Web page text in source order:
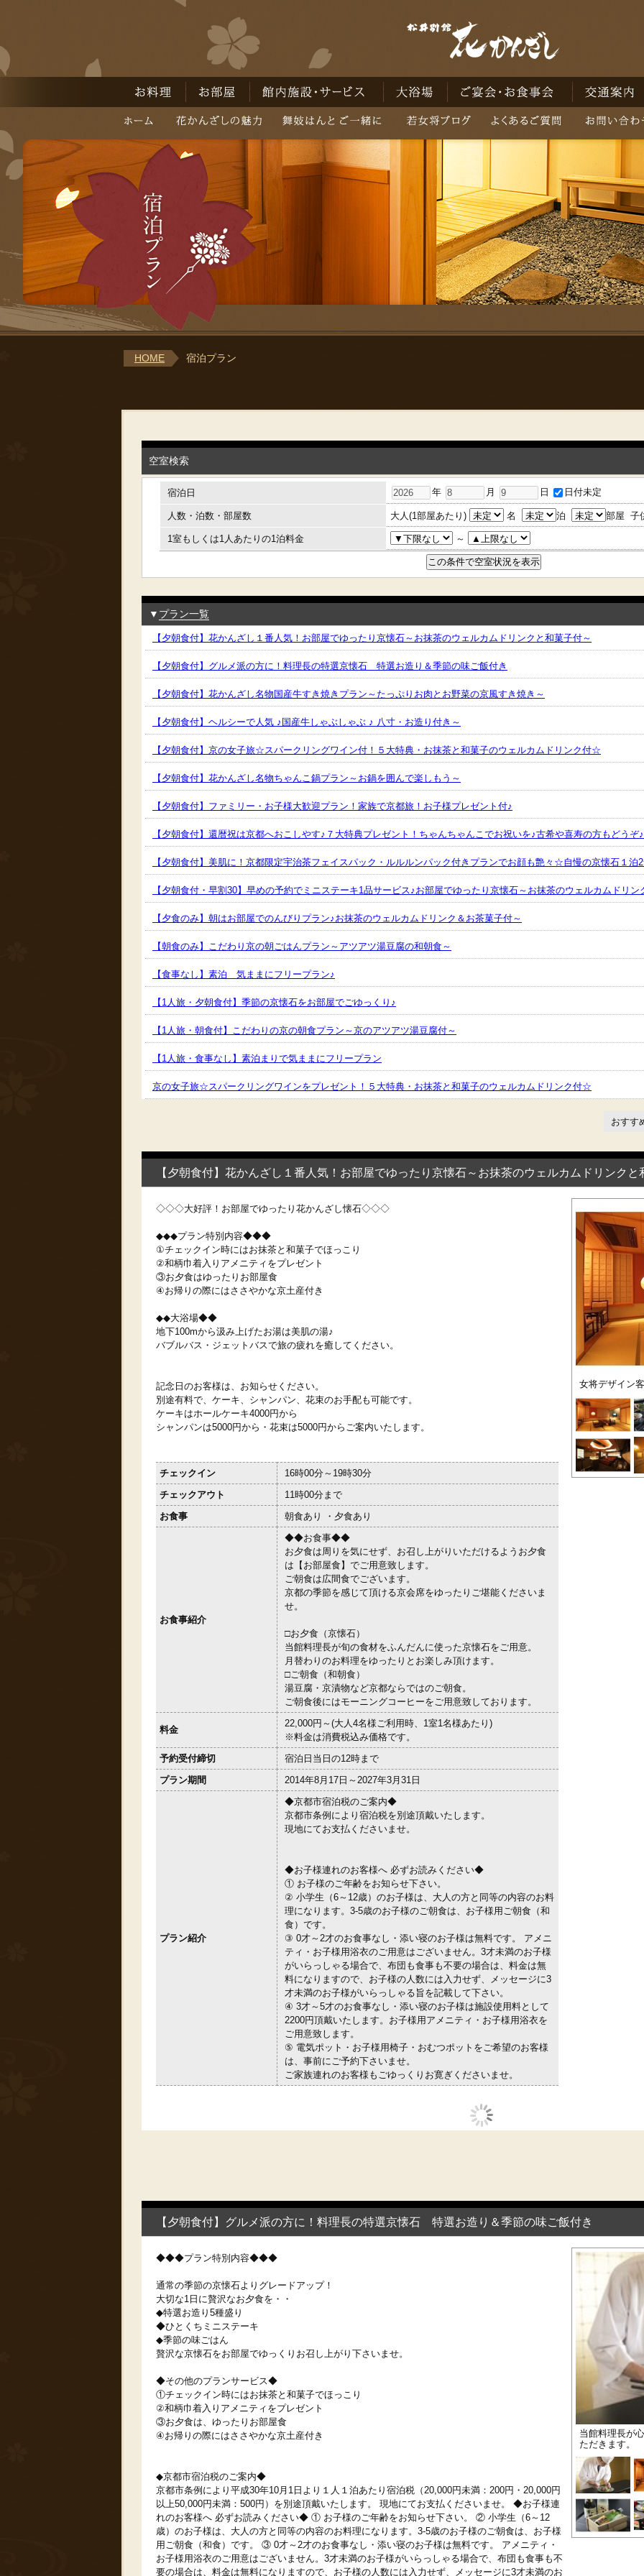
お料理 お部屋 館内施設・サービス 大浴場 ご宴会・お食事会 交通案内
ホーム 花かんざしの魅力 舞妓はんとご一緒に 若女将ブログ よくあるご質問 お問い合わせ
HOME 宿泊プラン
空室検索
宿泊日 年 月 日 日付未定
人数・泊数・部屋数 大人(1部屋あたり) 名 泊 部屋 子
1室もしくは1人あたりの1泊料金 ～
▼ プラン一覧
【夕朝食付】花かんざし１番人気！お部屋でゆったり京懐石～お抹茶のウェルカムドリンクと和菓子付～
【夕朝食付】グルメ派の方に！料理長の特選京懐石 特選お造り＆季節の味ご飯付き
【夕朝食付】花かんざし名物国産牛すき焼きプラン～たっぷりお肉とお野菜の京風すき焼き～
【夕朝食付】ヘルシーで人気 ♪国産牛しゃぶしゃぶ ♪ 八寸・お造り付き～
【夕朝食付】京の女子旅☆スパークリングワイン付！５大特典・お抹茶と和菓子のウェルカムドリンク付☆
【夕朝食付】花かんざし名物ちゃんこ鍋プラン～お鍋を囲んで楽しもう～
【夕朝食付】ファミリー・お子様大歓迎プラン！家族で京都旅！お子様プレゼント付♪
【夕朝食付】還暦祝は京都へおこしやす♪７大特典プレゼント！ちゃんちゃんこでお祝いを♪古希や喜寿の方もどうぞ♪
【夕朝食付】美肌に！京都限定宇治茶フェイスパック・ルルルンパック付きプランでお顔も艶々☆自慢の京懐石１
【夕朝食付・早割30】早めの予約でミニステーキ1品サービス♪お部屋でゆったり京懐石～お抹茶のウェルカムドリン
【夕食のみ】朝はお部屋でのんびりプラン♪お抹茶のウェルカムドリンク＆お茶菓子付～
【朝食のみ】こだわり京の朝ごはんプラン～アツアツ湯豆腐の和朝食～
【食事なし】素泊 気ままにフリープラン♪
【1人旅・夕朝食付】季節の京懐石をお部屋でごゆっくり♪
【1人旅・朝食付】こだわりの京の朝食プラン～京のアツアツ湯豆腐付～
【1人旅・食事なし】素泊まりで気ままにフリープラン
京の女子旅☆スパークリングワインをプレゼント！５大特典・お抹茶と和菓子のウェルカムドリンク付☆
おすす
【夕朝食付】花かんざし１番人気！お部屋でゆったり京懐石～お抹茶のウェルカムドリンクと
◇◇◇大好評！お部屋でゆったり花かんざし懐石◇◇◇
◆◆◆プラン特別内容◆◆◆
①チェックイン時にはお抹茶と和菓子でほっこり
②和柄巾着入りアメニティをプレゼント
③お夕食はゆったりお部屋食
④お帰りの際にはささやかな京土産付き
◆◆大浴場◆◆
地下100mから汲み上げたお湯は美肌の湯♪
バブルバス・ジェットバスで旅の疲れを癒してください。
記念日のお客様は、お知らせください。
別途有料で、ケーキ、シャンパン、花束のお手配も可能です。
ケーキはホールケーキ4000円から
シャンパンは5000円から・花束は5000円からご案内いたします。
チェックイン
16時00分～19時30分
チェックアウト
11時00分まで
お食事
朝食あり ・夕食あり
お食事紹介
◆◆お食事◆◆
お夕食は周りを気にせず、お召し上がりいただけるようお夕食
は【お部屋食】でご用意致します。
ご朝食は広間食でございます。
京都の季節を感じて頂ける京会席をゆったりご堪能くださいま
せ。
□お夕食（京懐石）
当館料理長が旬の食材をふんだんに使った京懐石をご用意。
月替わりのお料理をゆったりとお楽しみ頂けます。
□ご朝食（和朝食）
湯豆腐・京漬物など京都ならではのご朝食。
ご朝食後にはモーニングコーヒーをご用意致しております。
料金
22,000円～(大人4名様ご利用時、1室1名様あたり)
※料金は消費税込み価格です。
予約受付締切
宿泊日当日の12時まで
プラン期間
2014年8月17日～2027年3月31日
プラン紹介
◆京都市宿泊税のご案内◆
京都市条例により宿泊税を別途頂戴いたします。
現地にてお支払くださいませ。
◆お子様連れのお客様へ 必ずお読みください◆
① お子様のご年齢をお知らせ下さい。
② 小学生（6～12歳）のお子様は、大人の方と同等の内容のお料
理になります。3-5歳のお子様のご朝食は、お子様用ご朝食（和
食）です。
③ 0才～2才のお食事なし・添い寝のお子様は無料です。 アメニ
ティ・お子様用浴衣のご用意はございません。3才未満のお子様
がいらっしゃる場合で、布団も食事も不要の場合は、料金は無
料になりますので、お子様の人数には入力せず、メッセージに3
才未満のお子様がいらっしゃる旨を記載して下さい。
④ 3才～5才のお食事なし・添い寝のお子様は施設使用料として
2200円頂戴いたします。お子様用アメニティ・お子様用浴衣を
ご用意致します。
⑤ 電気ポット・お子様用椅子・おむつポットをご希望のお客様
は、事前にご予約下さいませ。
ご家族連れのお客様もごゆっくりお寛ぎくださいませ。
女将デザイン
【夕朝食付】グルメ派の方に！料理長の特選京懐石 特選お造り＆季節の味ご飯付き
◆◆◆プラン特別内容◆◆◆
通常の季節の京懐石よりグレードアップ！
大切な1日に贅沢なお夕食を・・
◆特選お造り5種盛り
◆ひとくちミニステーキ
◆季節の味ごはん
贅沢な京懐石をお部屋でゆっくりお召し上がり下さいませ。
◆その他のプランサービス◆
①チェックイン時にはお抹茶と和菓子でほっこり
②和柄巾着入りアメニティをプレゼント
③お夕食は、ゆったりお部屋食
④お帰りの際にはささやかな京土産付き
◆京都市宿泊税のご案内◆
京都市条例により平成30年10月1日より１人１泊あたり宿泊税（20,000円未満：200円・20,000円
以上50,000円未満：500円）を別途頂戴いたします。 現地にてお支払くださいませ。 ◆お子様連
れのお客様へ 必ずお読みください◆ ① お子様のご年齢をお知らせ下さい。 ② 小学生（6～12
歳）のお子様は、大人の方と同等の内容のお料理になります。3-5歳のお子様のご朝食は、お子様
用ご朝食（和食）です。 ③ 0才～2才のお食事なし・添い寝のお子様は無料です。 アメニティ・
お子様用浴衣のご用意はございません。3才未満のお子様がいらっしゃる場合で、布団も食事も不
要の場合は、料金は無料になりますので、お子様の人数には入力せず、メッセージに3才未満のお
当館料理長が
ただきます。